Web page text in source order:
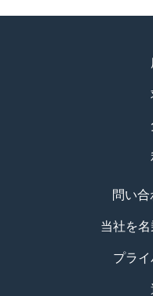
問い
当社を
プラ